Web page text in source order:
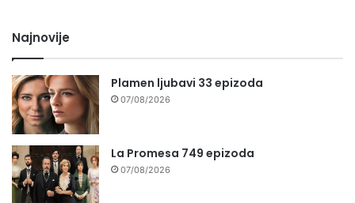
Najnovije
Plamen ljubavi 33 epizoda
07/08/2026
La Promesa 749 epizoda
07/08/2026